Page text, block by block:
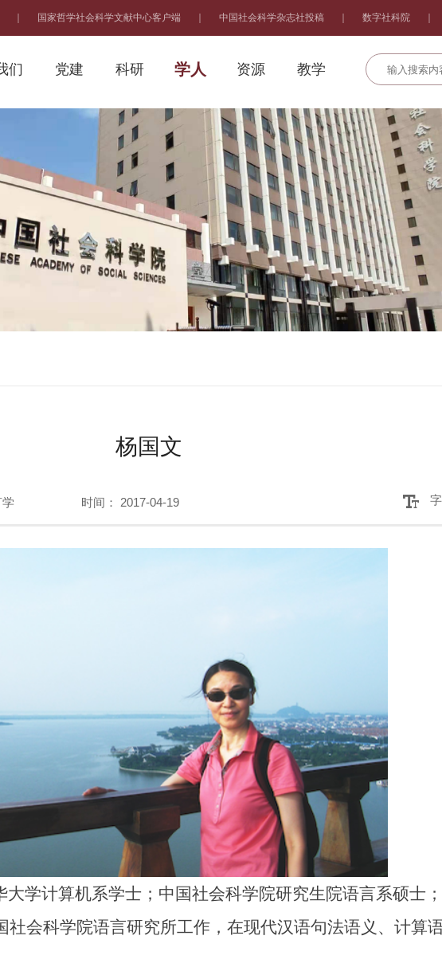
国家哲学社会科学文献中心客户端 中国社会科学杂志社投稿 数字社科院
们 党建 科研 学人 资源 教学
杨国文
时间： 2017-04-19
学计算机系学士；中国社会科学院研究生院语言系硕士
社会科学院语言研究所工作，在现代汉语句法语义、计算